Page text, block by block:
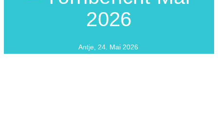
2026
Antje, 24. Mai 2026